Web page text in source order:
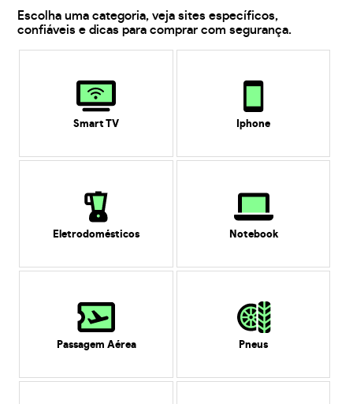
Escolha uma categoria, veja sites específicos,
confiáveis e dicas para comprar com segurança.
Smart TV Iphone
Eletrodomésticos Notebook
Passagem Aérea Pneus